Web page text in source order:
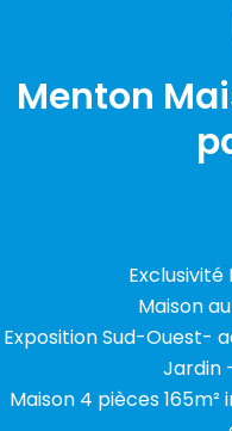
Menton
Exclusivité
Maison
Exposition Sud-Ouest-
Jardin
Maison 4 pièces